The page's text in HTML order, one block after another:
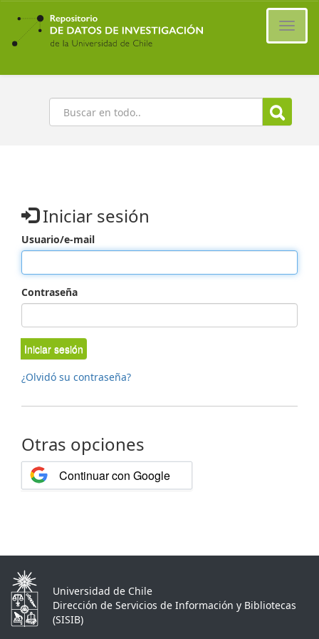
Ir
contenido
principal
Buscar
Iniciar sesión
Usuario/e-mail
Contraseña
Iniciar sesión
¿Olvidó su contraseña?
Otras opciones
Continuar con Google
Universidad de Chile
Dirección de Servicios de Información y Bibliotecas
(SISIB)